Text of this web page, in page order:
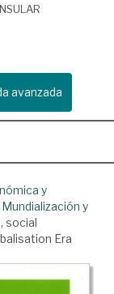
avanzada
y
Mundialización y
social
Era